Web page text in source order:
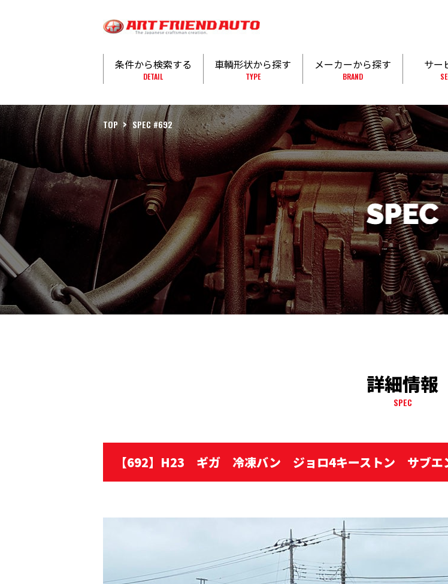
条件から検索する
DETAIL
車輌形状から探す
TYPE
メーカーから探す
BRAND
サー
TOP SPEC #692
詳細情報
SPEC
【692】H23 ギガ 冷凍バン ジョロ4キーストン サブエ